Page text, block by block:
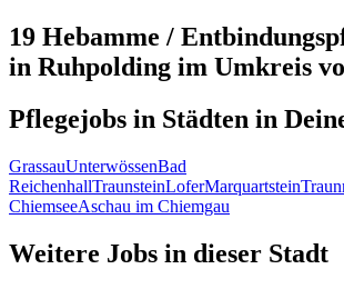
19 Hebamme /
in Ruhpolding im Umkreis
Pflegejobs in Städten in
GrassauUnterwössenBad
ReichenhallTraunsteinLoferMarquartstein
ChiemseeAschau im Chiemgau
Weitere Jobs in dieser Stadt